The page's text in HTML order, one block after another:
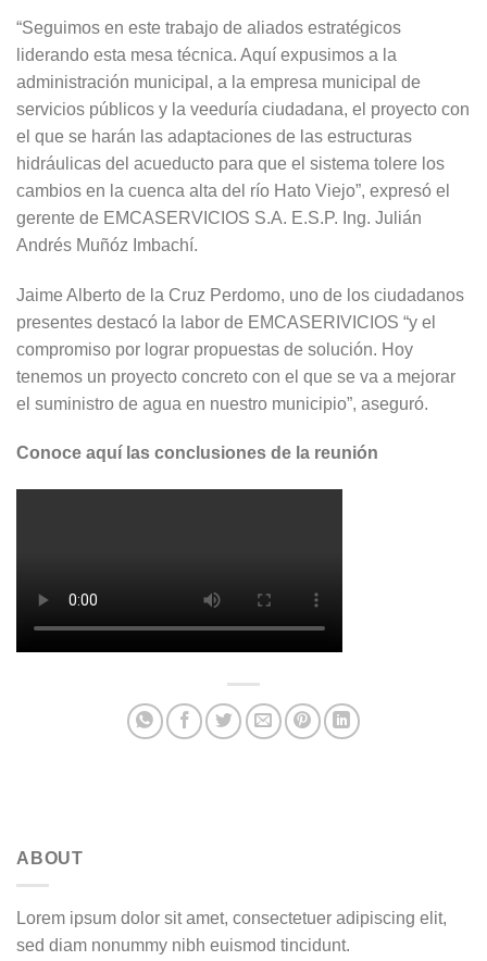
“Seguimos en este trabajo de aliados estratégicos
liderando esta mesa técnica. Aquí expusimos a la
administración municipal, a la empresa municipal de
servicios públicos y la veeduría ciudadana, el proyecto con
el que se harán las adaptaciones de las estructuras
hidráulicas del acueducto para que el sistema tolere los
cambios en la cuenca alta del río Hato Viejo”, expresó el
gerente de EMCASERVICIOS S.A. E.S.P. Ing. Julián
Andrés Muñóz Imbachí.
Jaime Alberto de la Cruz Perdomo, uno de los ciudadanos
presentes destacó la labor de EMCASERIVICIOS “y el
compromiso por lograr propuestas de solución. Hoy
tenemos un proyecto concreto con el que se va a mejorar
el suministro de agua en nuestro municipio”, aseguró.
Conoce aquí las conclusiones de la reunión
ABOUT
Lorem ipsum dolor sit amet, consectetuer adipiscing elit,
sed diam nonummy nibh euismod tincidunt.